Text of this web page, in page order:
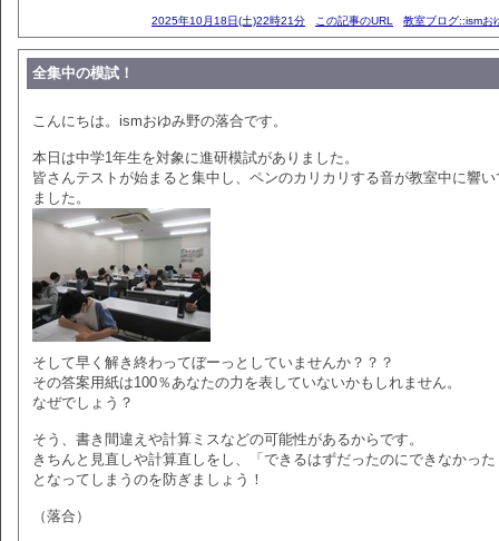
2025年10月18日(土)22時21分 この記事のURL 教室ブログ::ismお
全集中の模試！
こんにちは。ismおゆみ野の落合です。
本日は中学1年生を対象に進研模試がありました。
皆さんテストが始まると集中し、ペンのカリカリする音が教室中に響い
ました。
そして早く解き終わってぼーっとしていませんか？？？
その答案用紙は100％あなたの力を表していないかもしれません。
なぜでしょう？
そう、書き間違えや計算ミスなどの可能性があるからです。
きちんと見直しや計算直しをし、「できるはずだったのにできなかった
となってしまうのを防ぎましょう！
（落合）